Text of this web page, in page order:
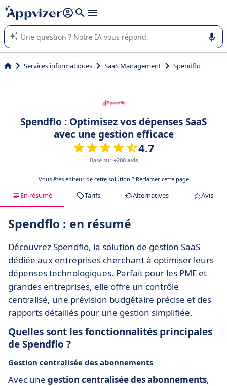
répondre (plusieurs lignes avec
L'IA de Appvizer vous guide dans l'utilisation ou la sélection de
logiciel SaaS en entreprise.
Services informatiques SaaS Management Spendflo
Spendflo : Optimisez vos dépenses SaaS
avec une gestion efficace
4.7
Basé sur +200 avis
Vous êtes éditeur de cette solution ? Réclamer cette page
En résumé Tarifs Alternatives Avis
Spendflo : en résumé
Découvrez Spendflo, la solution de gestion SaaS
dédiée aux entreprises cherchant à optimiser leurs
dépenses technologiques. Parfait pour les PME et
grandes entreprises, elle offre un contrôle
centralisé, une prévision budgétaire précise et des
rapports détaillés pour une gestion simplifiée.
Quelles sont les fonctionnalités principales
de Spendflo ?
Gestion centralisée des abonnements
Avec une gestion centralisée des abonnements,